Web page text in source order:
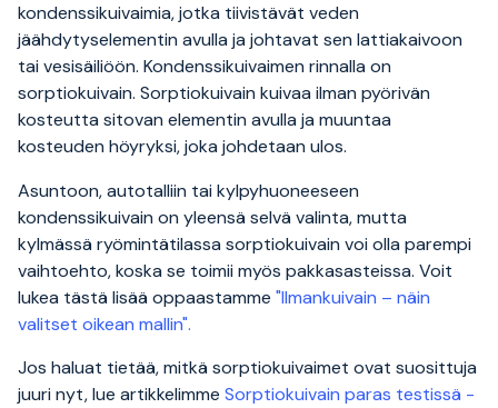
kondenssikuivaimia, jotka tiivistävät veden
jäähdytyselementin avulla ja johtavat sen lattiakaivoon
tai vesisäiliöön. Kondenssikuivaimen rinnalla on
sorptiokuivain. Sorptiokuivain kuivaa ilman pyörivän
kosteutta sitovan elementin avulla ja muuntaa
kosteuden höyryksi, joka johdetaan ulos.
Asuntoon, autotalliin tai kylpyhuoneeseen
kondenssikuivain on yleensä selvä valinta, mutta
kylmässä ryömintätilassa sorptiokuivain voi olla parempi
vaihtoehto, koska se toimii myös pakkasasteissa. Voit
lukea tästä lisää oppaastamme "Ilmankuivain – näin
valitset oikean mallin".
Jos haluat tietää, mitkä sorptiokuivaimet ovat suosittuja
juuri nyt, lue artikkelimme Sorptiokuivain paras testissä -